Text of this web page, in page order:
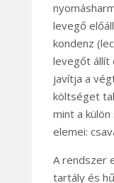
levegő
kondenz
levegőt állít
javítja a
költséget
mint a
elemei:
A rendszer
tartály és